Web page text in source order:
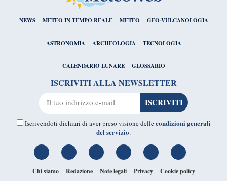
NEWS METEO IN TEMPO REALE METEO GEO-VULCANOLOGIA
ASTRONOMIA ARCHEOLOGIA TECNOLOGIA
CALENDARIO LUNARE GLOSSARIO
ISCRIVITI ALLA NEWSLETTER
Iscrivendoti dichiari di aver preso visione dellecondizioni generali
del servizio.
Chi siamo Redazione Note legali Privacy Cookie policy